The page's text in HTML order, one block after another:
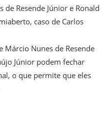
Resende Júnior e Ronald
caso de Carlos
Nunes de Resende
Júnior podem fechar
o que permite que eles